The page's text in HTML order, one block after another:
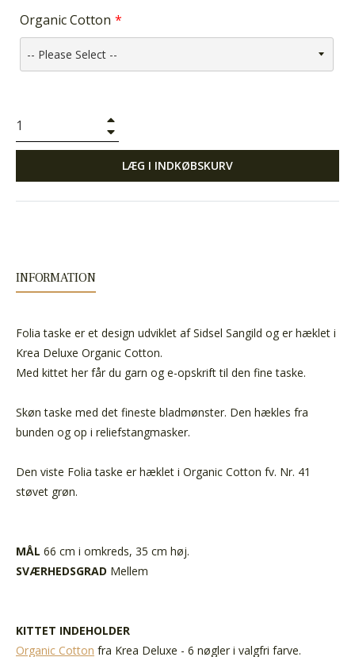
Organic Cotton
LÆG I INDKØBSKURV
INFORMATION
Folia taske er et design udviklet af Sidsel Sangild og er hæklet i
Krea Deluxe Organic Cotton.
Med kittet her får du garn og e-opskrift til den fine taske.
Skøn taske med det fineste bladmønster. Den hækles fra
bunden og op i reliefstangmasker.
Den viste Folia taske er hæklet i Organic Cotton fv. Nr. 41
støvet grøn.
MÅL 66 cm i omkreds, 35 cm høj.
SVÆRHEDSGRAD Mellem
KITTET INDEHOLDER
Organic Cotton fra Krea Deluxe - 6 nøgler i valgfri farve.